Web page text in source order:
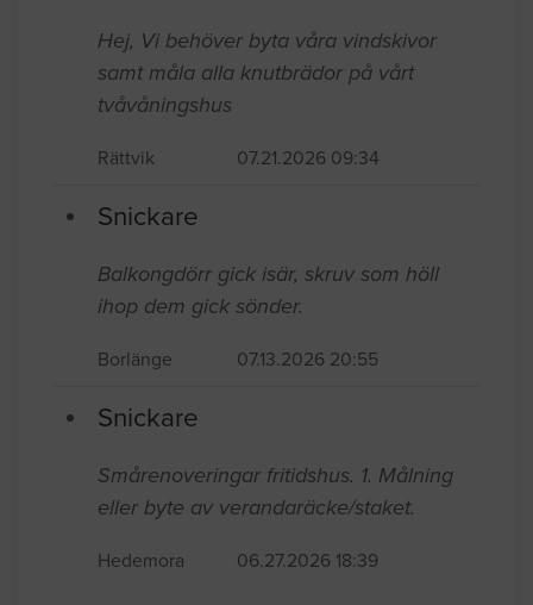
Hej, Vi behöver byta våra vindskivor
samt måla alla knutbrädor på vårt
tvåvåningshus
Rättvik 07.21.2026 09:34
Snickare
Balkongdörr gick isär, skruv som höll
ihop dem gick sönder.
Borlänge 07.13.2026 20:55
Snickare
Smårenoveringar fritidshus. 1. Målning
eller byte av verandaräcke/staket.
Hedemora 06.27.2026 18:39